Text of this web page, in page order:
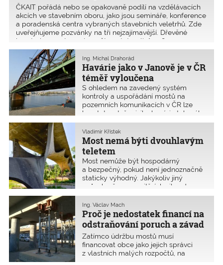
ČKAIT pořádá nebo se opakovaně podílí na vzdělávacích
akcích ve stavebním oboru, jako jsou semináře, konference
a poradenská centra vybraných stavebních veletrhů. Zde
uveřejňujeme pozvánky na tři nejzajímavější. Dřevěné
konstrukce vystavené povětrnostním vlivům, 8.
Havárie jako v Janově je v ČR
téměř vyloučena
Ing. Michal Drahorád
S ohledem na zavedený systém
kontroly a uspořádání mostů na
pozemních komunikacích v ČR lze
konstatovat, že riziko havárie takového
rozsahu, jako nastala v italském
Janově, je v ČR téměř vyloučeno.
Mosty v ČR jsou bezpečné, zaznělo na
tiskové konferenci ČKAIT, která se
konala 31. října 2018.
Most nemá býti dvouhlavým
teletem
Vladimír Křístek
Most nemůže být hospodárný
a bezpečný, pokud není jednoznačně
staticky výhodný. Jakýkoliv jiný
způsob přenosu vnitřních sil vede
k plýtvání finančními prostředky
a zakládá na pozdější problémy
funkčního a statického charakteru
Proč je nedostatek financí na
odstraňování poruch a závad
mostů
Ing. Václav Mach
Zatímco údržbu mostů musí
financovat obce jako jejich správci
z vlastních malých rozpočtů, na